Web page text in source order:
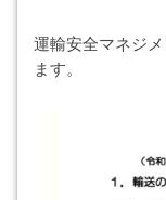
運輸安全マネジ
ます。